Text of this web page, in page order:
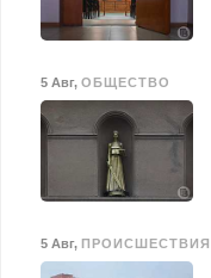
5 Авг, ОБЩЕСТВО
5 Авг, ПРОИСШЕСТВИЯ